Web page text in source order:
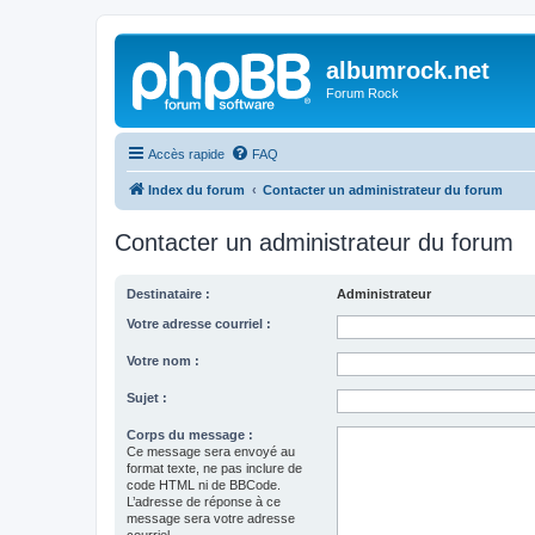
albumrock.net
Forum Rock
Accès rapide FAQ
Index du forum Contacter un administrateur du forum
Contacter un administrateur du forum
Destinataire : Administrateur
Votre adresse courriel :
Votre nom :
Sujet :
Corps du message :
Ce message sera envoyé au
format texte, ne pas inclure de
code HTML ni de BBCode.
L’adresse de réponse à ce
message sera votre adresse